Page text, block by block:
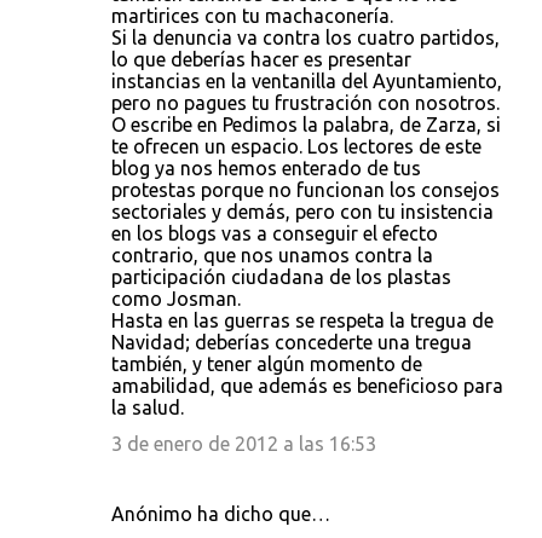
martirices con tu machaconería.
Si la denuncia va contra los cuatro partidos,
lo que deberías hacer es presentar
instancias en la ventanilla del Ayuntamiento,
pero no pagues tu frustración con nosotros.
O escribe en Pedimos la palabra, de Zarza, si
te ofrecen un espacio. Los lectores de este
blog ya nos hemos enterado de tus
protestas porque no funcionan los consejos
sectoriales y demás, pero con tu insistencia
en los blogs vas a conseguir el efecto
contrario, que nos unamos contra la
participación ciudadana de los plastas
como Josman.
Hasta en las guerras se respeta la tregua de
Navidad; deberías concederte una tregua
también, y tener algún momento de
amabilidad, que además es beneficioso para
la salud.
3 de enero de 2012 a las 16:53
Anónimo ha dicho que…